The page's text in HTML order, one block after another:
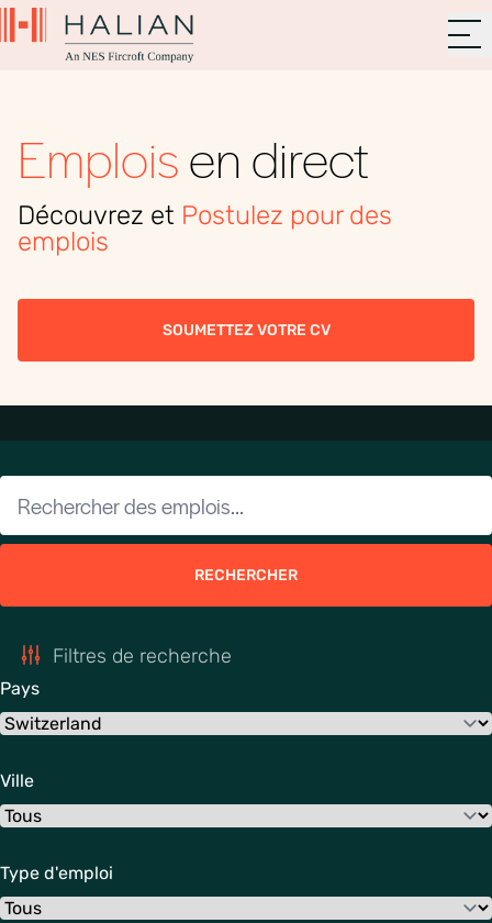
Emploisen direct
Découvrez et Postulez pour des
emplois
SOUMETTEZ VOTRE CV
RECHERCHER
Filtres de recherche
Pays
Ville
Type d'emploi